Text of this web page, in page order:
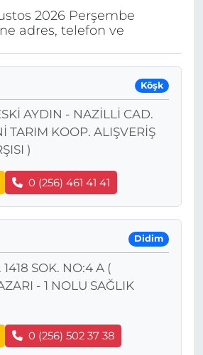
2026 Perşembe
adres, telefon ve
Köşk
AYDIN - NAZİLLİ CAD.
TARIM KOOP. ALIŞVERİŞ
)
0 (256) 461 41 41
Didim
SOK. NO:4 A (
- 1 NOLU SAĞLIK
0 (256) 502 37 38